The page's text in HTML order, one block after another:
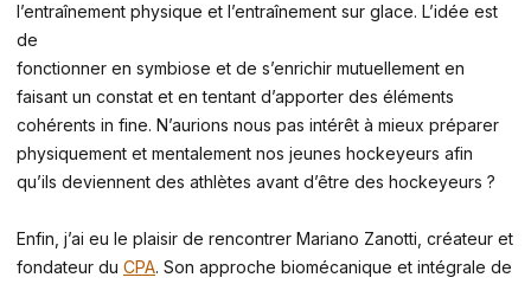
l’entraînement physique et l’entraînement sur glace. L’idée est
de
fonctionner en symbiose et de s’enrichir mutuellement en
faisant un constat et en tentant d’apporter des éléments
cohérents in fine. N’aurions nous pas intérêt à mieux préparer
physiquement et mentalement nos jeunes hockeyeurs afin
qu’ils deviennent des athlètes avant d’être des hockeyeurs ?
Enfin, j’ai eu le plaisir de rencontrer Mariano Zanotti, créateur et
fondateur du CPA. Son approche biomécanique et intégrale de